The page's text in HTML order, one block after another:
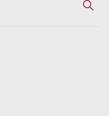
Suche